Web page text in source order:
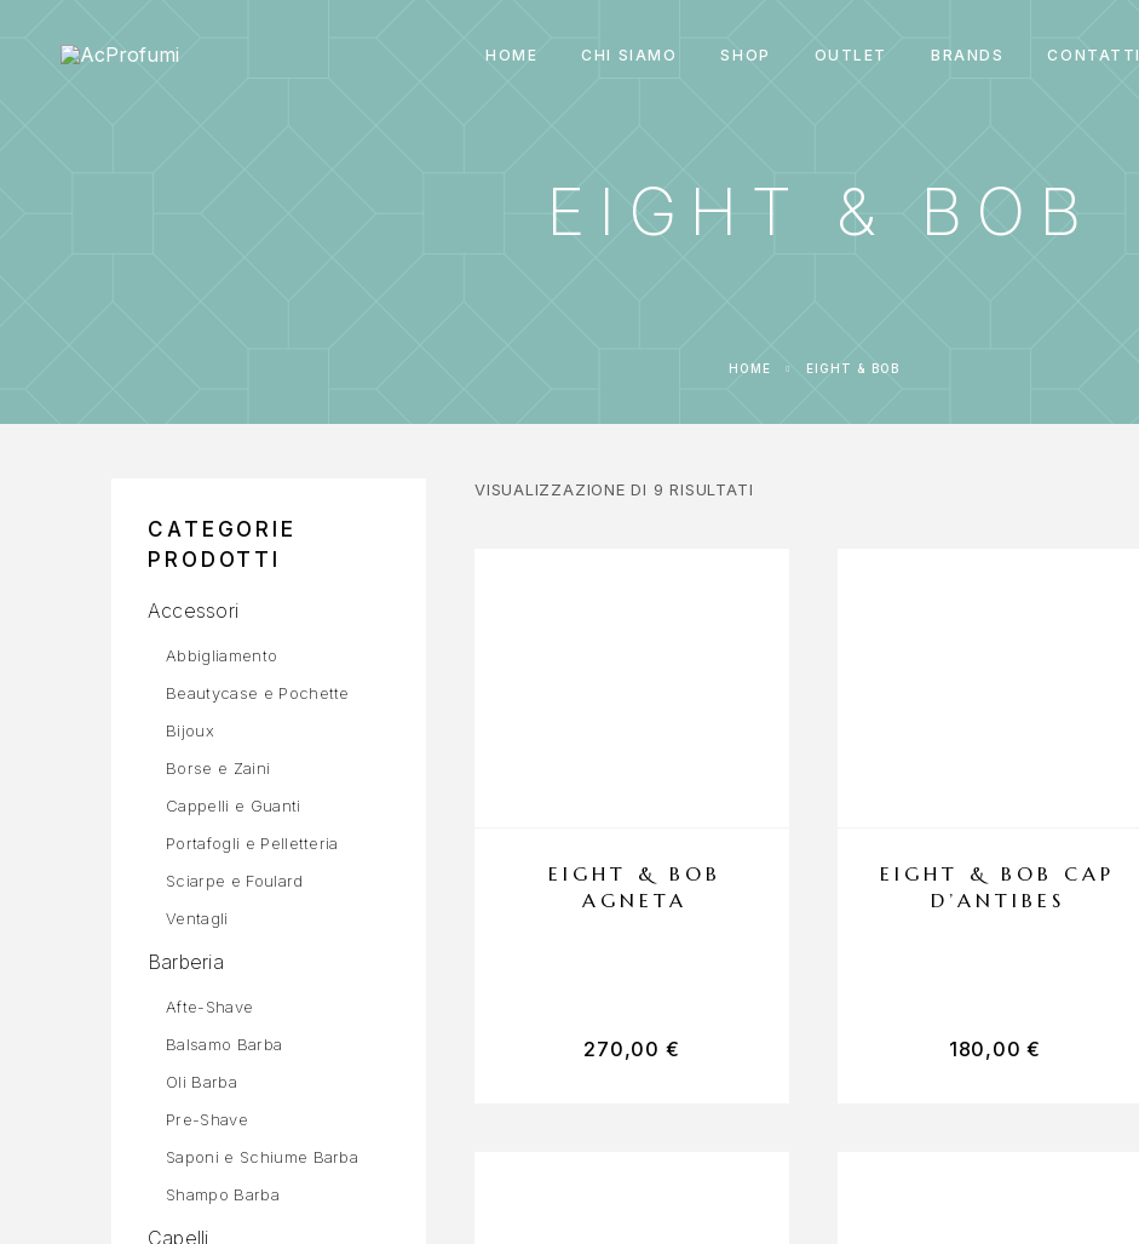
HOME CHI SIAMO SHOP OUTLET BRANDS CONTATTI
EIGHT & BOB
HOME EIGHT & BOB
CATEGORIE
PRODOTTI
Accessori
Abbigliamento
Beautycase e Pochette
Bijoux
Borse e Zaini
Cappelli e Guanti
Portafogli e Pelletteria
Sciarpe e Foulard
Ventagli
Barberia
Afte-Shave
Balsamo Barba
Oli Barba
Pre-Shave
Saponi e Schiume Barba
Shampo Barba
Capelli
VISUALIZZAZIONE DI 9 RISULTATI
EIGHT & BOB
AGNETA
270,00 €
EIGHT & BOB CAP
D’ANTIBES
180,00€